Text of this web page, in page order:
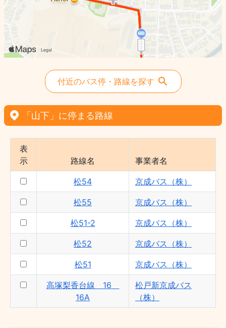
付近のバス停・路線を探す
「山下」に停まる路線
表
示
路線名 事業者名
松54 京成バス（株）
松55 京成バス（株）
松51-2 京成バス（株）
松52 京成バス（株）
松51 京成バス（株）
高塚梨香台線 16
16A
松戸新京成バス
（株）